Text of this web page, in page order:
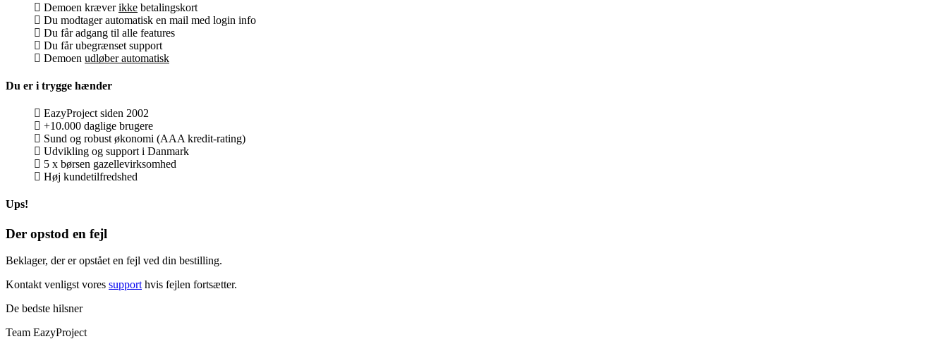
Demoen kræverikke betalingskort
Du modtager automatisk en mail med login info
Du får adgang til alle features
Du får ubegrænset support
Demoen udløber automatisk
Du er i trygge hænder
EazyProject siden 2002
+10.000 daglige brugere
Sund og robust økonomi (AAA kredit-rating)
Udvikling og support i Danmark
5 x børsen gazellevirksomhed
Høj kundetilfredshed
Ups!
Der opstod en fejl
Beklager, der er opstået en fejl ved din bestilling.
Kontakt venligst vores support hvis fejlen fortsætter.
De bedste hilsner
Team EazyProject